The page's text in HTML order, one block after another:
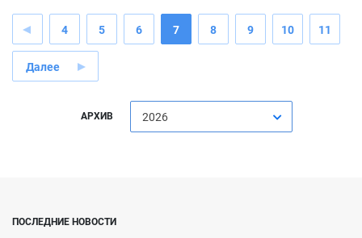
4 5 6 7 8 9 10 11
Далее
АРХИВ 2026
ПОСЛЕДНИЕ НОВОСТИ